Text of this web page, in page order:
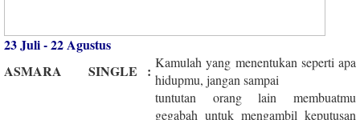
23 Juli - 22 Agustus
ASMARA
SINGLE : Kamulah yang menentukan seperti apa
hidupmu, jangan sampai
tuntutan orang lain membuatmu
gegabah untuk mengambil keputusan